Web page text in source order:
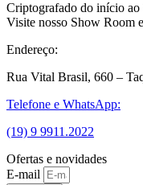
Criptografado do início ao
Visite nosso Show Room
Endereço:
Rua Vital Brasil, 660 –
Telefone e WhatsApp:
(19) 9 9911.2022
Ofertas e novidades
E-mail